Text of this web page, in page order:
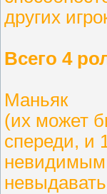
других
Всего 4
Маньяк
(их может
спереди, и
невидимым.